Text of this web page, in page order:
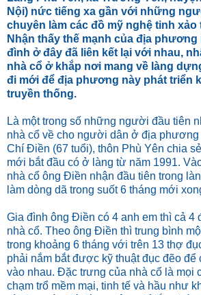
Nội) nức tiếng xa gần với những
chuyên làm các đồ mỹ nghệ tinh xảo
Nhận thấy thế mạnh của địa
đình ở đây đã liên kết lại với nhau,
nhà cổ ở khắp nơi mang về làng
đi mới để địa phương này phát triển
truyền thống.
Là một trong số những người đầu tiên
nhà cổ về cho người dân ở địa phương
Chí Điền (67 tuổi), thôn Phù Yên chia
mới bắt đầu có ở làng từ năm 1991.
nhà cổ ông Điền nhận đầu tiên trong
làm dòng dã trong suốt 6 tháng mới
Gia đình ông Điền có 4 anh em thì cả 4
nhà cổ. Theo ông Điền thì trung bình
trong khoảng 6 tháng với trên 13 thợ
phải nắm bắt được kỹ thuật đục đẽo để
vào nhau. Đặc trưng của nhà cổ là mọi
chạm trổ mềm mại, tinh tế và hầu như